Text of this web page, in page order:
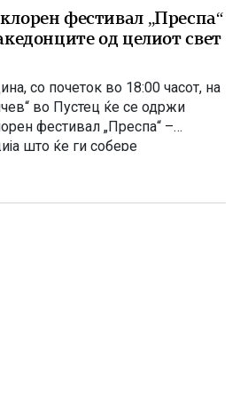
фестивал „Преспа“
од целиот свет
со почеток во 18:00 часот, на
во Пустец ќе се одржи
фестивал „Преспа“ –
што ќе ги собере
Албанија и дијаспората во
за промоција на богатото